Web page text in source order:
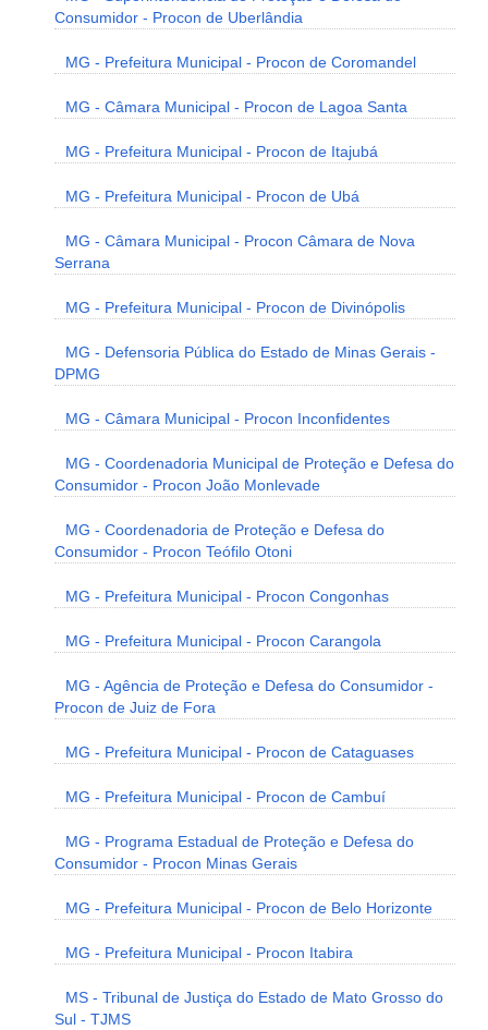
Consumidor - Procon de Uberlândia
MG - Prefeitura Municipal - Procon de Coromandel
MG - Câmara Municipal - Procon de Lagoa Santa
MG - Prefeitura Municipal - Procon de Itajubá
MG - Prefeitura Municipal - Procon de Ubá
MG - Câmara Municipal - Procon Câmara de Nova
Serrana
MG - Prefeitura Municipal - Procon de Divinópolis
MG - Defensoria Pública do Estado de Minas Gerais -
DPMG
MG - Câmara Municipal - Procon Inconfidentes
MG - Coordenadoria Municipal de Proteção e Defesa do
Consumidor - Procon João Monlevade
MG - Coordenadoria de Proteção e Defesa do
Consumidor - Procon Teófilo Otoni
MG - Prefeitura Municipal - Procon Congonhas
MG - Prefeitura Municipal - Procon Carangola
MG - Agência de Proteção e Defesa do Consumidor -
Procon de Juiz de Fora
MG - Prefeitura Municipal - Procon de Cataguases
MG - Prefeitura Municipal - Procon de Cambuí
MG - Programa Estadual de Proteção e Defesa do
Consumidor - Procon Minas Gerais
MG - Prefeitura Municipal - Procon de Belo Horizonte
MG - Prefeitura Municipal - Procon Itabira
MS - Tribunal de Justiça do Estado de Mato Grosso do
Sul - TJMS